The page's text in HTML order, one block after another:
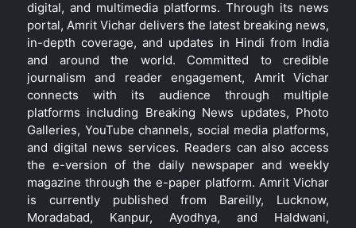
digital, and multimedia platforms. Through its news
portal, Amrit Vichar delivers the latest breaking news,
in-depth coverage, and updates in Hindi from India
and around the world. Committed to credible
journalism and reader engagement, Amrit Vichar
connects with its audience through multiple
platforms including Breaking News updates, Photo
Galleries, YouTube channels, social media platforms,
and digital news services. Readers can also access
the e-version of the daily newspaper and weekly
magazine through the e-paper platform. Amrit Vichar
is currently published from Bareilly, Lucknow,
Moradabad, Kanpur, Ayodhya, and Haldwani,